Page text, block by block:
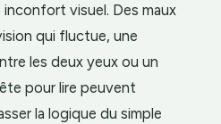
inconfort visuel. Des maux
qui fluctue, une
les deux yeux ou un
pour lire peuvent
la logique du simple